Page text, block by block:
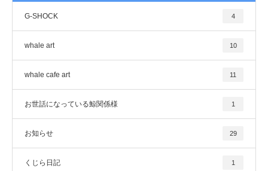
G-SHOCK 4
whale art 10
whale cafe art 11
お世話になっている鯨関係様 1
お知らせ 29
くじら日記 1